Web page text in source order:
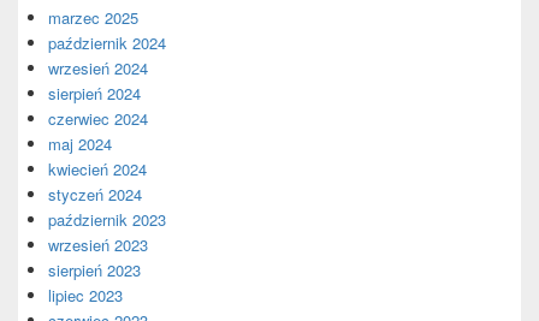
marzec 2025
październik 2024
wrzesień 2024
sierpień 2024
czerwiec 2024
maj 2024
kwiecień 2024
styczeń 2024
październik 2023
wrzesień 2023
sierpień 2023
lipiec 2023